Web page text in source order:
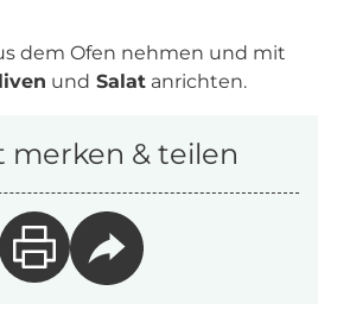
dem Ofen nehmen und mit
und Salat anrichten.
merken & teilen